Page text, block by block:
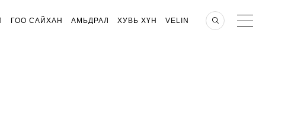
ГОО САЙХАН АМЬДРАЛ ХУВЬ ХҮН VELIN